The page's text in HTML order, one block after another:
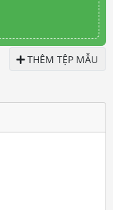
THÊM TỆP MẪU